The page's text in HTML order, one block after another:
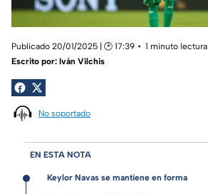
Publicado 20/01/2025 | 🕑 17:39
1 minuto lectura
Escrito por: Iván Vilchis
No soportado
EN ESTA NOTA
Keylor Navas se mantiene en forma